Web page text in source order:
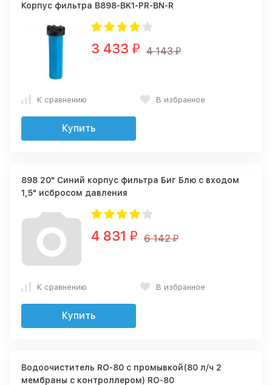
Корпус фильтра B898-BK1-PR-BN-R
3 433 ₽ 4 143₽
К сравнению В избранное
Купить
898 20" Синий корпус фильтра Биг Блю с входом
1,5" исбросом давления
4 831 ₽ 6 142₽
К сравнению В избранное
Купить
Водоочиститель RO-80 с промывкой(80 л/ч 2
мембраны с контроллером) RO-80